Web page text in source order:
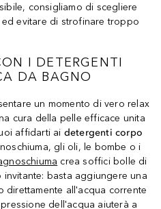
consigliamo di scegliere
evitare di strofinare troppo
I DETERGENTI
DA BAGNO
un momento di vero relax
cura della pelle efficace unita
affidarti ai detergenti corpo
gli oli, le bombe o i
crea soffici bolle di
basta aggiungere una
all'acqua corrente
dell'acqua aiuterà a